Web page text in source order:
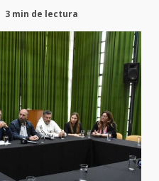
3 min de lectura